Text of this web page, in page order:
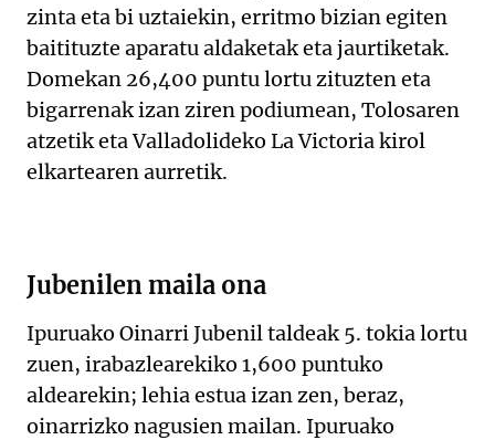
zinta eta bi uztaiekin, erritmo bizian egiten
baitituzte aparatu aldaketak eta jaurtiketak.
Domekan 26,400 puntu lortu zituzten eta
bigarrenak izan ziren podiumean, Tolosaren
atzetik eta Valladolideko La Victoria kirol
elkartearen aurretik.
Jubenilen maila ona
Ipuruako Oinarri Jubenil taldeak 5. tokia lortu
zuen, irabazlearekiko 1,600 puntuko
aldearekin; lehia estua izan zen, beraz,
oinarrizko nagusien mailan. Ipuruako